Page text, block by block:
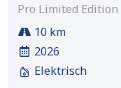
Pro Limited Edition
10 km
2026
Elektrisch